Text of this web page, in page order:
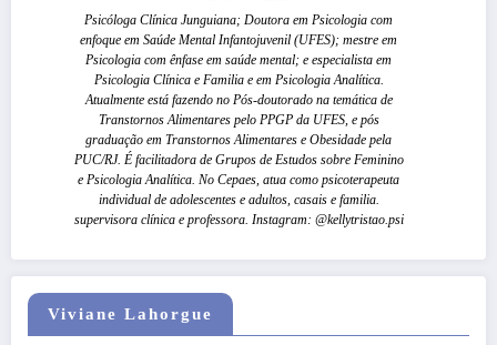
Psicóloga Clínica Junguiana; Doutora em Psicologia com
enfoque em Saúde Mental Infantojuvenil (UFES); mestre em
Psicologia com ênfase em saúde mental; e especialista em
Psicologia Clínica e Familia e em Psicologia Analítica.
Atualmente está fazendo no Pós-doutorado na temática de
Transtornos Alimentares pelo PPGP da UFES, e pós
graduação em Transtornos Alimentares e Obesidade pela
PUC/RJ. É facilitadora de Grupos de Estudos sobre Feminino
e Psicologia Analítica. No Cepaes, atua como psicoterapeuta
individual de adolescentes e adultos, casais e familia.
supervisora clínica e professora. Instagram: @kellytristao.psi
Viviane Lahorgue